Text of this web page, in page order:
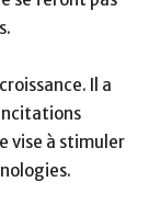
Il a
vise à stimuler